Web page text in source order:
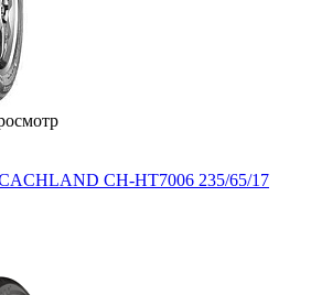
CH-HT7006 235/65/17